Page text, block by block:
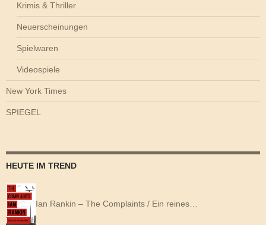
Krimis & Thriller
Neuerscheinungen
Spielwaren
Videospiele
New York Times
SPIEGEL
HEUTE IM TREND
Ian Rankin – The Complaints / Ein reines…